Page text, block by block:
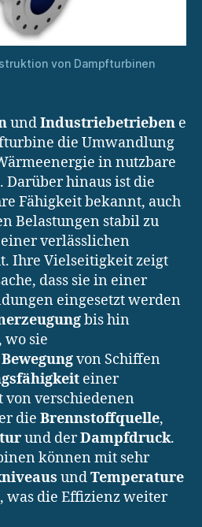
von Dampfturbinen
undIndustriebetrieben e
die Umwandlung
in nutzbare
Darüber hinaus ist die
Fähigkeit bekannt, auch
Belastungen stabil zu
verlässlichen
Ihre Vielseitigkeit zeigt
dass sie in einer
eingesetzt werden
bis hin
, wo sie
Bewegungvon Schiffen
einer
verschiedenen
die Brennstoffquelle,
und derDampfdruck.
können mit sehr
undTemperature
was die Effizienz weiter